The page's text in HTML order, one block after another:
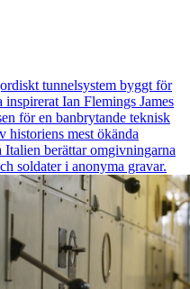
tunnelsystem byggt för
inspirerat Ian Flemings James
för en banbrytande teknisk
historiens mest ökända
berättar omgivningarna
soldater i anonyma gravar.